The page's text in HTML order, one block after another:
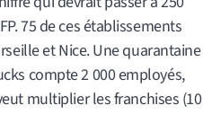
75 de ces établissements
et Nice. Une quarantaine
compte 2 000 employés,
multiplier les franchises (10